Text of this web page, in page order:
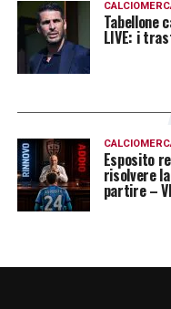
Tabellone
LIVE: i
Esposito
risolvere
partire –